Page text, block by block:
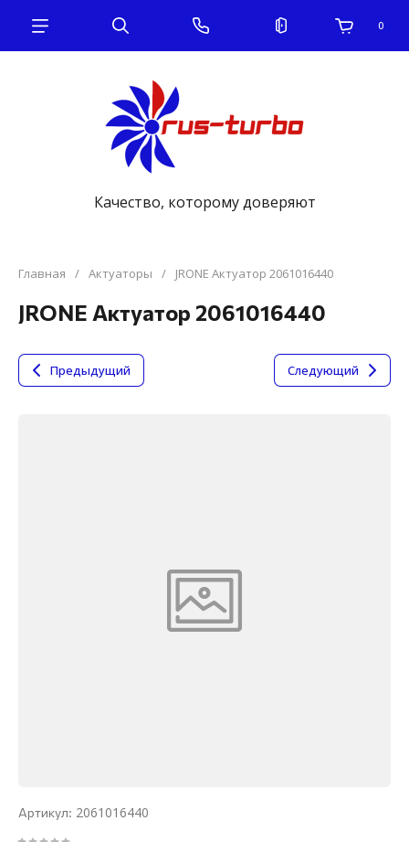
Качество, которому доверяют
0
Главная / Актуаторы / JRONE Актуатор 2061016440
JRONE Актуатор 2061016440
Предыдущий Следующий
Артикул: 2061016440